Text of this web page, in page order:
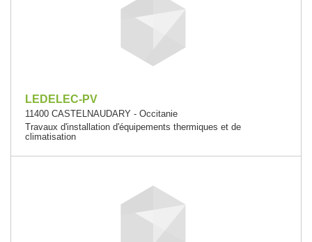
LEDELEC-PV
11400 CASTELNAUDARY - Occitanie
Travaux d'installation d'équipements thermiques et de
climatisation